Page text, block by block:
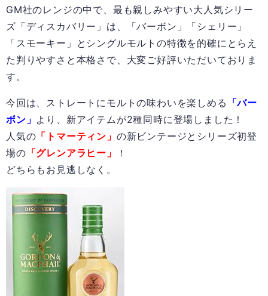
GM社のレンジの中で、最も親しみやすい大人気シリー
ズ「ディスカバリー」は、「バーボン」「シェリー」
「スモーキー」とシングルモルトの特徴を的確にとらえ
た判りやすさと本格さで、大変ご好評いただいておりま
す。
今回は、ストレートにモルトの味わいを楽しめる 「バー
ボン」 より、新アイテムが2種同時に登場しました！
人気の 「トマーティン」 の新ビンテージとシリーズ初登
場の 「グレンアラヒー」
！
どちらもお見逃しなく。